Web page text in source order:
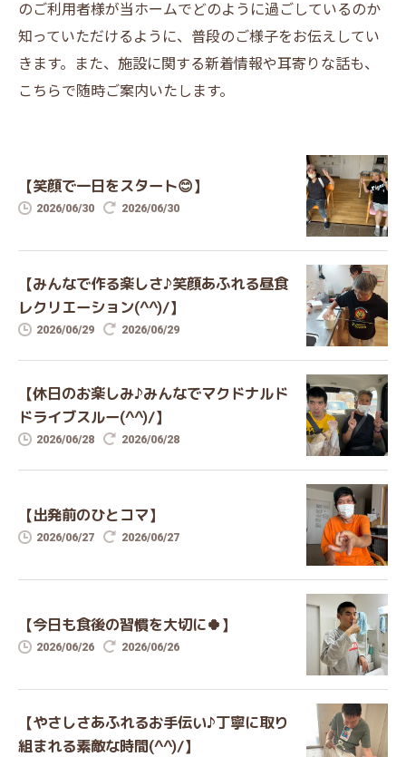
のご利用者様が当ホームでどのように過ごしているのか
知っていただけるように、普段のご様子をお伝えしてい
きます。また、施設に関する新着情報や耳寄りな話も、
こちらで随時ご案内いたします。
【笑顔で一日をスタート😊】
2026/06/30 2026/06/30
【みんなで作る楽しさ♪笑顔あふれる昼食
レクリエーション(^^)/】
2026/06/29 2026/06/29
【休日のお楽しみ♪みんなでマクドナルド
ドライブスルー(^^)/】
2026/06/28 2026/06/28
【出発前のひとコマ】
2026/06/27 2026/06/27
【今日も食後の習慣を大切に🍀】
2026/06/26 2026/06/26
【やさしさあふれるお手伝い♪丁寧に取り
組まれる素敵な時間(^^)/】